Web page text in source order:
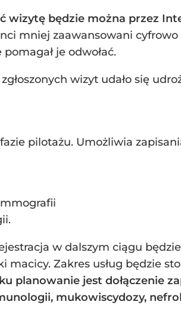
wizytę będzie można przez
mniej zaawansowani
je odwołać.
wizyt udało się
pilotażu. Umożliwia
w dalszym ciągu
Zakres usług będzie
planowanie jest dołączenie
mukowiscydozy,